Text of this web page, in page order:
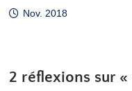
Nov. 2018
2 réflexions sur «